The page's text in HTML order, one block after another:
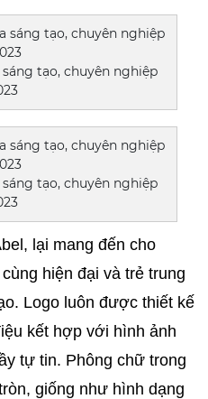
tạo, chuyên nghiệp
tạo, chuyên nghiệp
lại mang đến cho
hiện đại và trẻ trung
Logo luôn được thiết kế
kết hợp với hình ảnh
tự tin. Phông chữ trong
giống như hình dạng